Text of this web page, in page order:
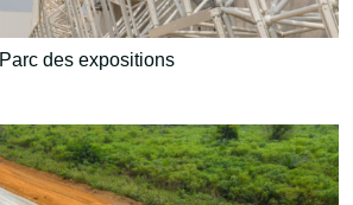
Parc des expositions